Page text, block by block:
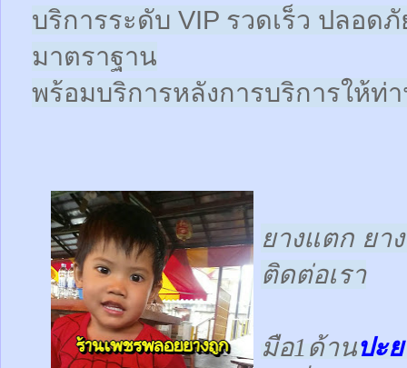
บริการระดับ VIP รวดเร็ว ปลอด
มาตราฐาน
พร้อมบริการหลังการบริการให้ท่
ยางแตก ยา
ติดต่อเรา
มือ1ด้านปะ